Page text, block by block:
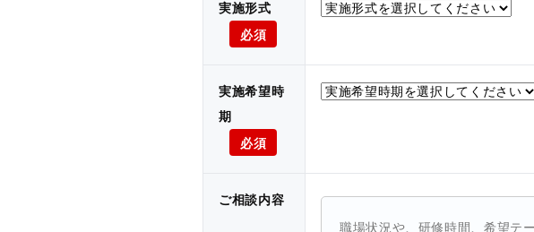
実施形式
必須
実施希望時
期
必須
ご相談内容